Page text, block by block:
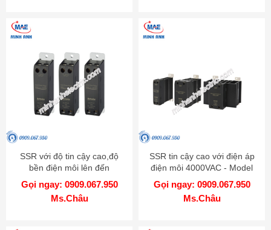
SSR với độ tin cậy cao,độ
bền điện môi lên đến
4000VAC - Model SRC1
Gọi ngay: 0909.067.950
Ms.Châu
SSR tin cậy cao với điện áp
điện môi 4000VAC - Model
SRH1
Gọi ngay: 0909.067.950
Ms.Châu